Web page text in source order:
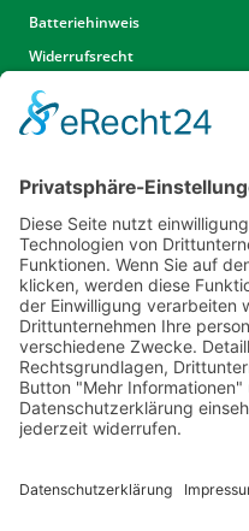
Batteriehinweis
Widerrufsrecht
Widerrufsrecht Dienstleistungen
AGB
Unsere Website
Unser Angebot
Service
Standorte
Karriere
Events & Termine
Kontakt
Kommunal- & Profitechnik